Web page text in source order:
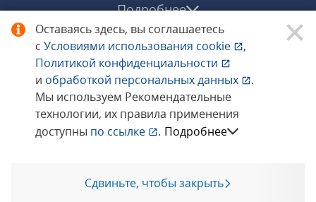
Оставаясь здесь, вы соглашаетесь
с Условиями использования cookie
,
Политикой конфиденциальности
и обработкой персональных данных
.
Мы используем Рекомендательные
технологии, их правила применения
доступны по ссылке . Подробнее
Сдвиньте, чтобы закрыть
Подробнее
© 1998−2026 «1С‑Рарус» ®. Все права
защищены.
Сообщить об ошибке
Позвоните мне